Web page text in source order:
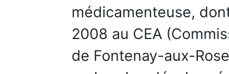
médicamenteuse,
2008 au CEA
de Fontenay-aux-